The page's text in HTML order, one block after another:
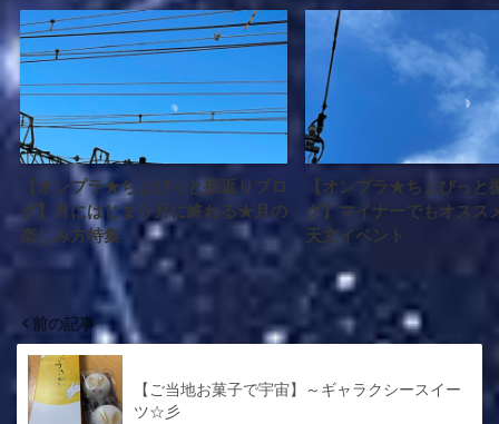
【オンプラ★ちょびっと振返りブロ
グ】月にはじまり月に終わる★月の
楽しみ方特集
【オンプラ★ちょびっと
グ】マイナーでもオスス
天文イベント
前の記事
【ご当地お菓子で宇宙】～ギャラクシースイー
ツ☆彡